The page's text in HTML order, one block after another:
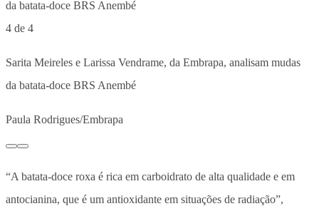
4 de 4
Sarita Meireles e Larissa Vendrame, da Embrapa, analisam mudas
da batata-doce BRS Anembé
Paula Rodrigues/Embrapa
“A batata-doce roxa é rica em carboidrato de alta qualidade e em
antocianina, que é um antioxidante em situações de radiação”,